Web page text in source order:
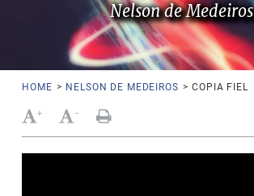
Nelson de Medeiros
HOME > NELSON DE MEDEIROS > COPIA FIEL
+ -